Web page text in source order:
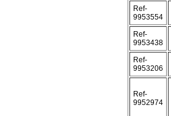
Ref-
9953554
Ref-
9953438
Ref-
9953206
Ref-
9952974